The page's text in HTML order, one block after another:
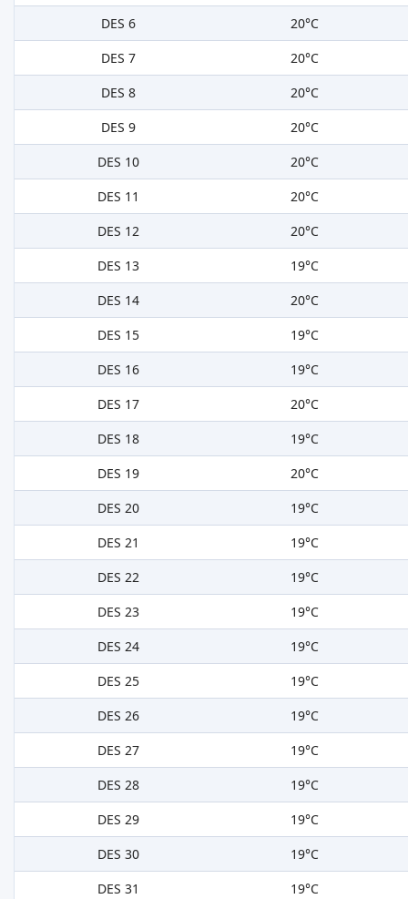
DES 6
20°C
DES 7
20°C
DES 8
20°C
DES 9
20°C
DES 10
20°C
DES 11
20°C
DES 12
20°C
DES 13
19°C
DES 14
20°C
DES 15
19°C
DES 16
19°C
DES 17
20°C
DES 18
19°C
DES 19
20°C
DES 20
19°C
DES 21
19°C
DES 22
19°C
DES 23
19°C
DES 24
19°C
DES 25
19°C
DES 26
19°C
DES 27
19°C
DES 28
19°C
DES 29
19°C
DES 30
19°C
DES 31
19°C